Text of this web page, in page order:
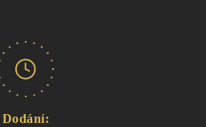
Dodání: